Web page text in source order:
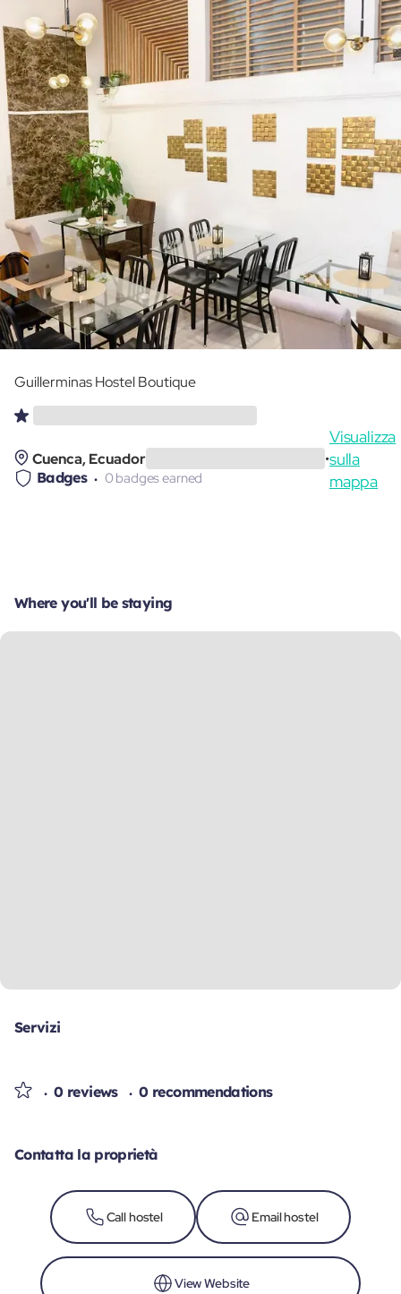
Guillerminas Hostel Boutique
Cuenca, Ecuador •
Visualizza
sulla
mappa
Badges 0 badges earned
Where you'll be staying
Servizi
0 reviews 0 recommendations
Contatta la proprietà
Call hostel Email hostel
View Website